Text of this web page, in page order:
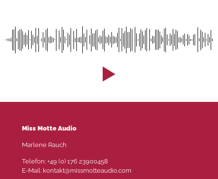
Miss Motte Audio
Marlene Rauch
Telefon: +49 (0) 176 23900458
E-Mail: kontakt@missmotteaudio.com